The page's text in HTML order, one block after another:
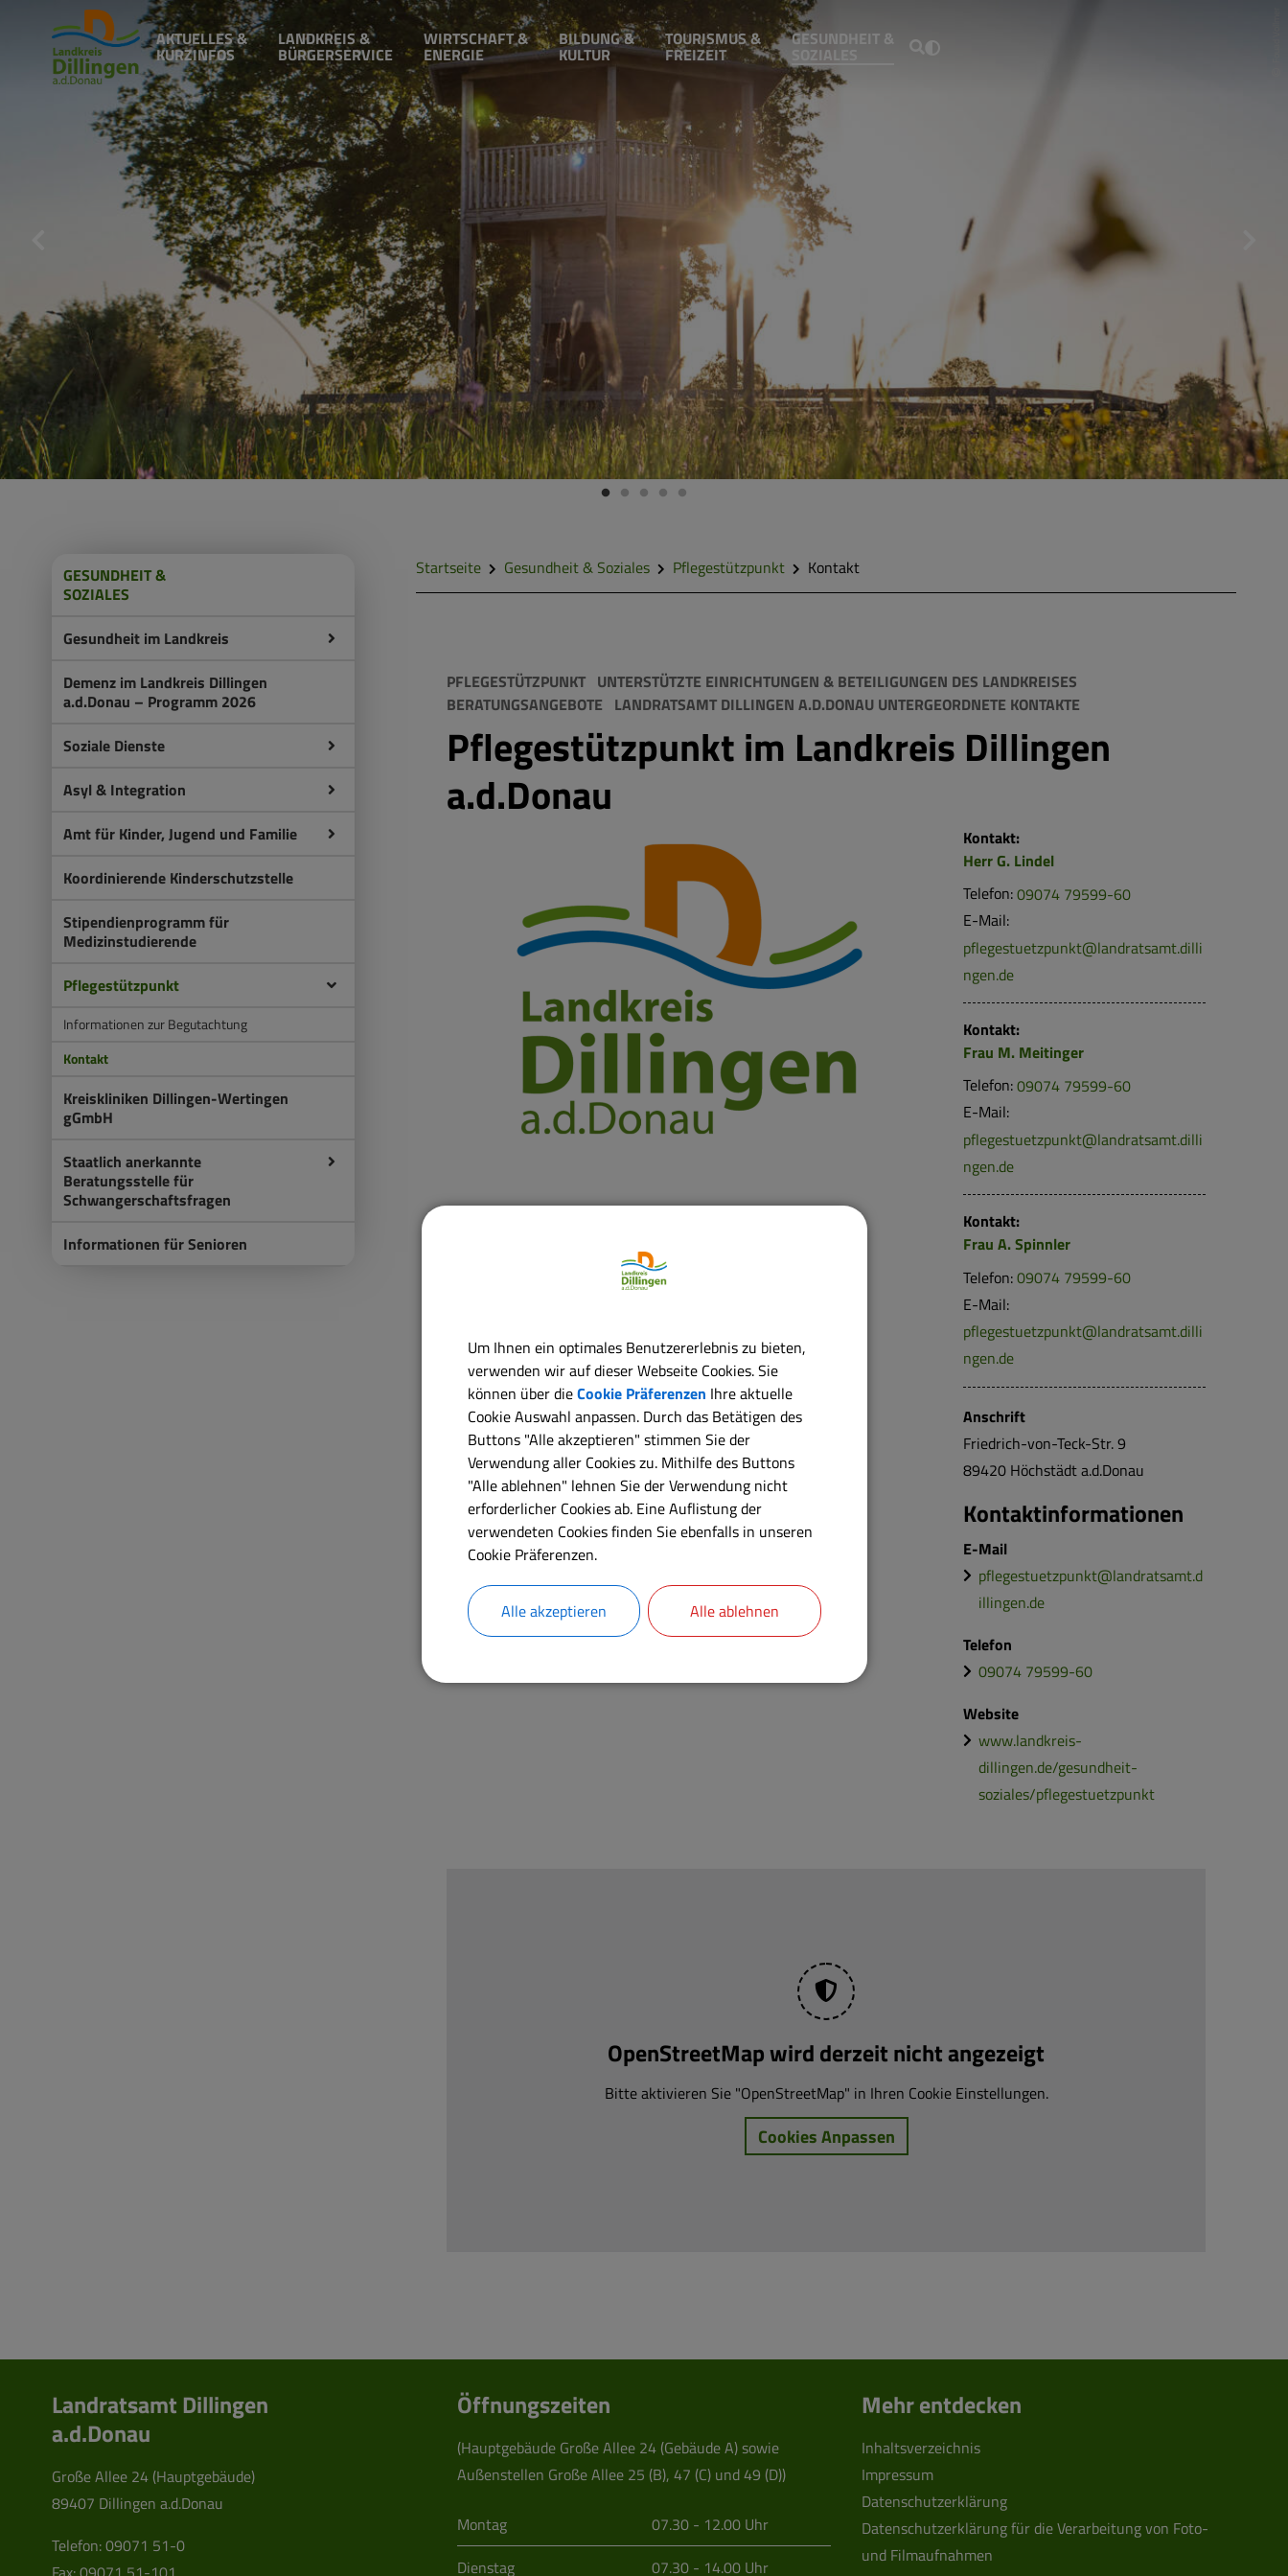
AKTUELLES &
KURZINFOS
LANDKREIS &
BÜRGERSERVICE
WIRTSCHAFT &
ENERGIE
BILDUNG &
KULTUR
TOURISMUS &
FREIZEIT
GESUNDHEIT &
SOZIALES
GESUNDHEIT &
SOZIALES
Gesundheit im Landkreis
Demenz im Landkreis Dillingen
a.d.Donau – Programm 2026
Soziale Dienste
Asyl & Integration
Amt für Kinder, Jugend und Familie
Koordinierende Kinderschutzstelle
Stipendienprogramm für
Medizinstudierende
Pflegestützpunkt
Informationen zur Begutachtung
Kontakt
Kreiskliniken Dillingen-Wertingen
gGmbH
Staatlich anerkannte
Beratungsstelle für
Schwangerschaftsfragen
Informationen für Senioren
Startseite Gesundheit & Soziales Pflegestützpunkt Kontakt
PFLEGESTÜTZPUNKT UNTERSTÜTZTE EINRICHTUNGEN & BETEILIGUNGEN DES LANDKREISES
BERATUNGSANGEBOTE LANDRATSAMT DILLINGEN A.D.DONAU UNTERGEORDNETE KONTAKTE
Pflegestützpunkt im Landkreis Dillingen
a.d.Donau
Freitag 09:00 - 12:00 Uhr
Kontakt:
HerrG. Lindel
Telefon:09074 79599-60
E-Mail:
pflegestuetzpunkt@landratsamt.dilli
ngen.de
Kontakt:
Frau M. Meitinger
Telefon:09074 79599-60
E-Mail:
pflegestuetzpunkt@landratsamt.dilli
ngen.de
Kontakt:
Frau A.Spinnler
Telefon:09074 79599-60
E-Mail:
pflegestuetzpunkt@landratsamt.dilli
ngen.de
Anschrift
Friedrich-von-Teck-Str.9
89420 Höchstädt a.d.Donau
Kontaktinformationen
E-Mail
pflegestuetzpunkt@landratsamt.d
illingen.de
Telefon
09074 79599-60
Website
www.landkreis-
dillingen.de/gesundheit-
soziales/pflegestuetzpunkt
OpenStreetMap wird derzeit nicht angezeigt
Bitte aktivieren Sie "OpenStreetMap" in Ihren Cookie Einstellungen.
Cookies Anpassen
Landratsamt Dillingen
a.d.Donau
Große Allee 24 (Hauptgebäude)
89407 Dillingen a.d.Donau
Telefon:09071 51-0
Öffnungszeiten
(Hauptgebäude Große Allee 24 (Gebäude A) sowie
Außenstellen Große Allee 25 (B), 47 (C) und 49 (D))
Montag
07.30 - 12.00 Uhr
Dienstag
07.30 - 14.00 Uhr
Mehr entdecken
Inhaltsverzeichnis
Impressum
Datenschutzerklärung
Datenschutzerklärung für die Verarbeitung von Foto-
und Filmaufnahmen
Um Ihnen ein optimales Benutzererlebnis zu bieten,
verwenden wir auf dieser Webseite Cookies. Sie
können über dieCookie Präferenzen Ihre aktuelle
Cookie Auswahl anpassen. Durch das Betätigen des
Buttons "Alle akzeptieren" stimmen Sie der
Verwendung aller Cookies zu. Mithilfe des Buttons
"Alle ablehnen" lehnen Sie der Verwendung nicht
erforderlicher Cookies ab. Eine Auflistung der
verwendeten Cookies finden Sie ebenfalls in unseren
Cookie Präferenzen.
Alle akzeptieren Alle ablehnen